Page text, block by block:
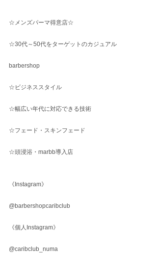
☆メンズパーマ得意店☆
☆30代～50代をターゲットのカジュアル
barbershop
☆ビジネススタイル
☆幅広い年代に対応できる技術
☆フェード・スキンフェード
☆頭浸浴・marbb導入店
《Instagram》
@barbershopcaribclub
《個人Instagram》
@caribclub_numa